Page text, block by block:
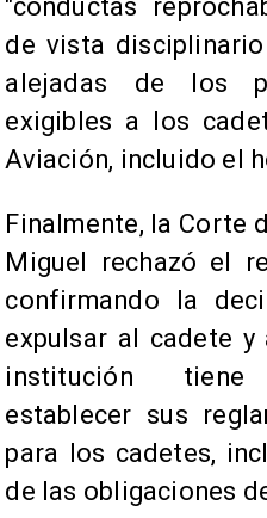
"conductas
de vista
alejadas de los
exigibles a los
Aviación, incluido el
Finalmente, la Corte
Miguel rechazó el
confirmando la
expulsar al cadete y
institución
establecer sus
para los cadetes,
de las obligaciones